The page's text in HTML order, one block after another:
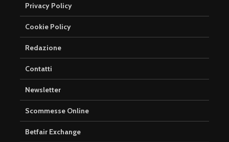
Privacy Policy
Cookie Policy
Redazione
Contatti
Newsletter
Scommesse Online
Betfair Exchange